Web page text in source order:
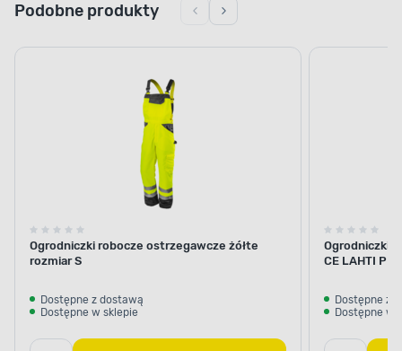
Podobne produkty
Ogrodniczki robocze ostrzegawcze żółte
rozmiar S
Dostępne z dostawą
Dostępne w sklepie
Ogrodniczki
CE LAHTI PRO
Dostępne z
Dostępne w